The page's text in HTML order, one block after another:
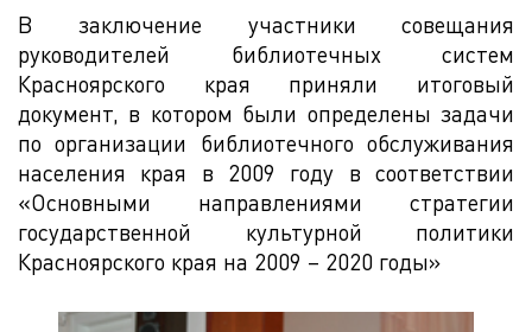
В заключение участники совещания
руководителей библиотечных систем
Красноярского края приняли итоговый
документ, в котором были определены задачи
по организации библиотечного обслуживания
населения края в 2009 году в соответствии
«Основными направлениями стратегии
государственной культурной политики
Красноярского края на 2009 – 2020 годы»